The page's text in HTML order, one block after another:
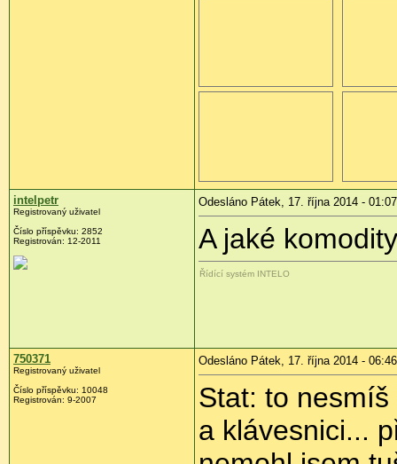
intelpetr
Registrovaný uživatel
Číslo příspěvku: 2852
Registrován: 12-2011
Odesláno Pátek, 17. října 2014 - 01:07
A jaké
Řídící systém INTELO
750371
Registrovaný uživatel
Číslo příspěvku: 10048
Registrován: 9-2007
Odesláno Pátek, 17. října 2014 - 06:46
Stat: to
a klávesnici...